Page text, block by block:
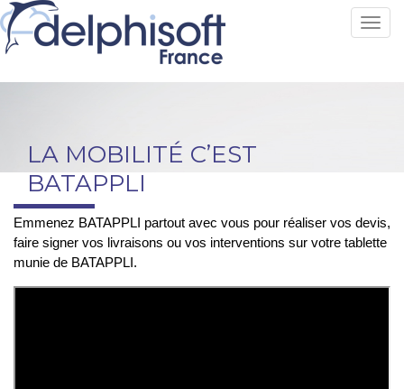
LA MOBILITÉ C’EST
BATAPPLI
Emmenez BATAPPLI partout avec vous pour réaliser vos devis,
faire signer vos livraisons ou vos interventions sur votre tablette
munie de BATAPPLI.